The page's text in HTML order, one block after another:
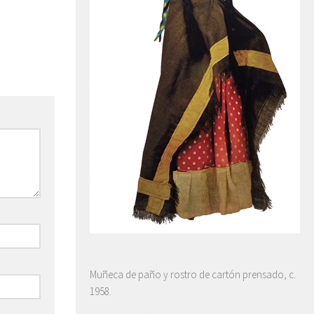
Muñeca de paño y rostro de cartón prensado, c.
1958.